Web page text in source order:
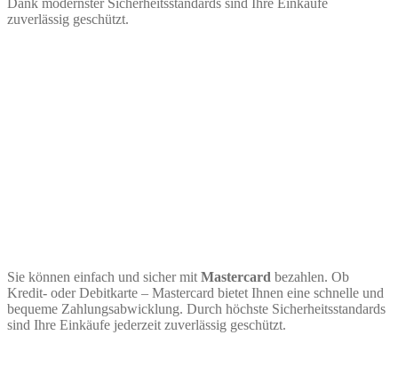
Dank modernster Sicherheitsstandards sind Ihre Einkäufe
zuverlässig geschützt.
Sie können einfach und sicher mit Mastercard bezahlen. Ob
Kredit- oder Debitkarte – Mastercard bietet Ihnen eine schnelle und
bequeme Zahlungsabwicklung. Durch höchste Sicherheitsstandards
sind Ihre Einkäufe jederzeit zuverlässig geschützt.